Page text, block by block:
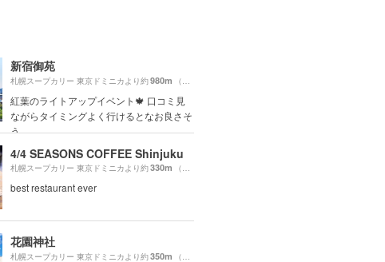
新宿御苑
札幌スープカリー 東京ドミニカより約980m （徒歩17分）
紅葉のライトアップイベント🍁 口コミ見
ながらタイミングよく行けるとなお良さそ
う
4/4 SEASONS COFFEE Shinjuku
札幌スープカリー 東京ドミニカより約330m （徒歩6分）
best restaurant ever
花園神社
札幌スープカリー 東京ドミニカより約350m （徒歩6分）